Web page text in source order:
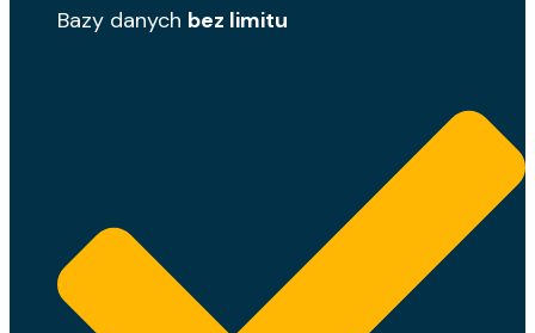
Bazy danych bez limitu